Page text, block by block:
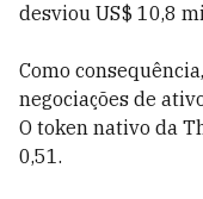
desviou US$ 10,8
Como
negociações de
O token nativo da
0,51.